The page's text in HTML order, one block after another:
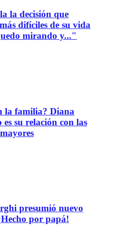
la decisión que
difíciles de su vida
mirando y..."
la familia? Diana
su relación con las
presumió nuevo
por papá!